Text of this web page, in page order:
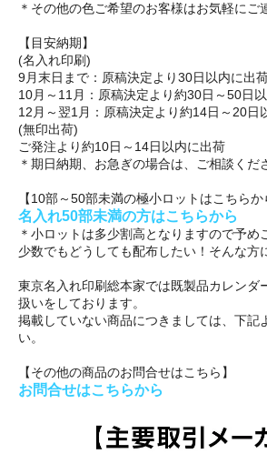
＊その他の色ご希望のお客様はお気軽にご
【目安納期】
(名入れ印刷)
9月末日まで：原稿決定より30日以内に出
10月～11月：原稿決定より約30日～50日
12月～翌1月：原稿決定より約14日～20日
(無印出荷)
ご発注より約10日～14日以内に出荷
＊期日納期、お急ぎの場合は、ご相談くだ
【10部～50部未満の極小ロットはこちらか
名入れ50部未満の方はこちらから
＊小ロットは多少割高となりますので予め
少数でもどうしても配布したい！そんな方
東京名入れ印刷総本家では既製品カレンダ
扱いをしております。
掲載していない商品につきましては、下記
い。
【その他の商品のお問合せはこちら】
お問合せはこちらから